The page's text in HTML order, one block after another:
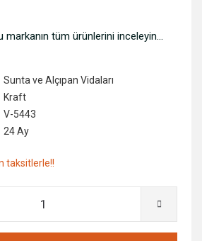
markanın tüm ürünlerini inceleyin...
Sunta ve Alçıpan Vidaları
Kraft
V-5443
24 Ay
taksitlerle!!